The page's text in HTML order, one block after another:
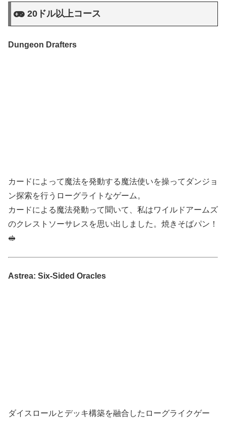
20ドル以上コース
Dungeon Drafters
カードによって魔法を発動する魔法使いを操ってダンジョ
ン探索を行うローグライトなゲーム。
カードによる魔法発動って聞いて、私はワイルドアームズ
のクレストソーサレスを思い出しました。焼きそばパン！
🥪
Astrea: Six-Sided Oracles
ダイスロールとデッキ構築を融合したローグライクゲー